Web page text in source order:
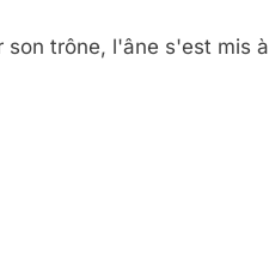
son trône, l'âne s'est mis à